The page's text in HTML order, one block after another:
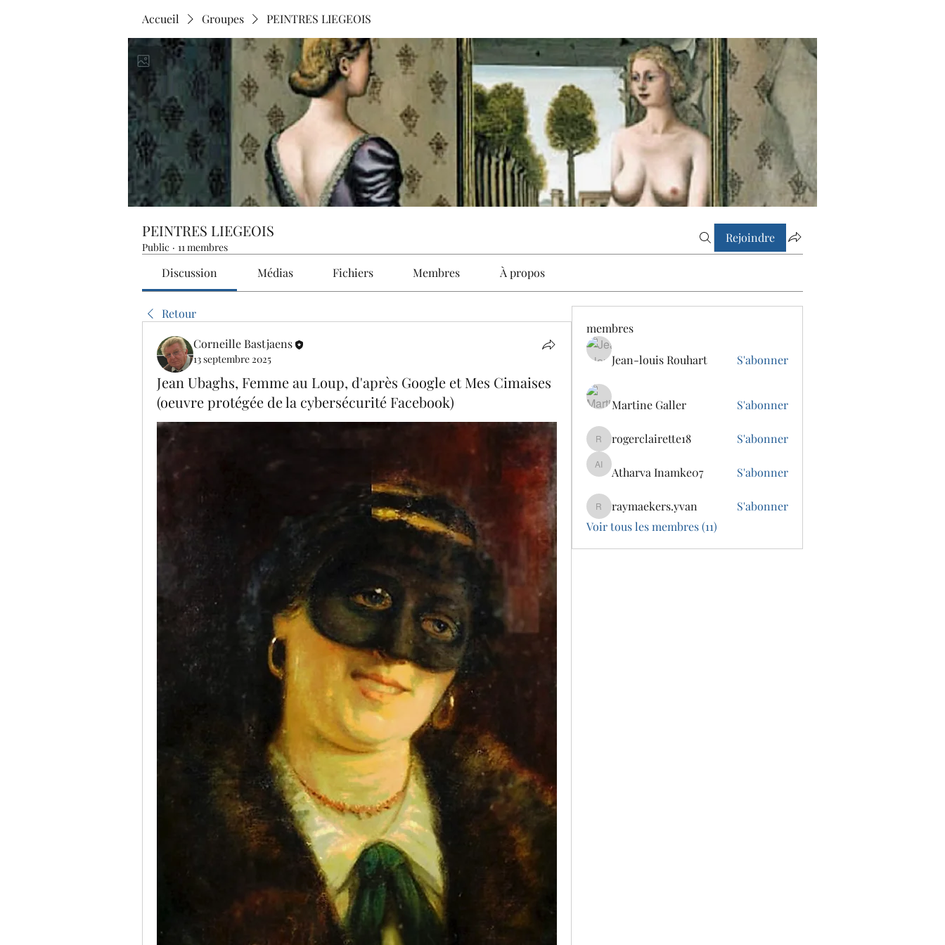
Accueil Groupes PEINTRES LIEGEOIS
PEINTRES LIEGEOIS
Public · 11 membres
Rejoindre
Discussion Médias Fichiers Membres À propos
Retour
Corneille Bastjaens
13 septembre 2025
Jean Ubaghs, Femme au Loup, d'après Google et Mes Cimaises
(oeuvre protégée de la cybersécurité Facebook)
membres
Jean-louis Rouhart S'abonner
Martine Galler S'abonner
rogerclairette18
rogerclairette18 S'abonner
Atharva Inamke07
Atharva Inamke07 S'abonner
raymaekers.yvan
raymaekers.yvan
S'abonner
Voir tous les membres (11)